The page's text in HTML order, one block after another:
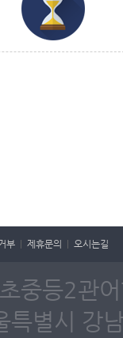
부 제휴문의 오시는길
중등2
별시 강